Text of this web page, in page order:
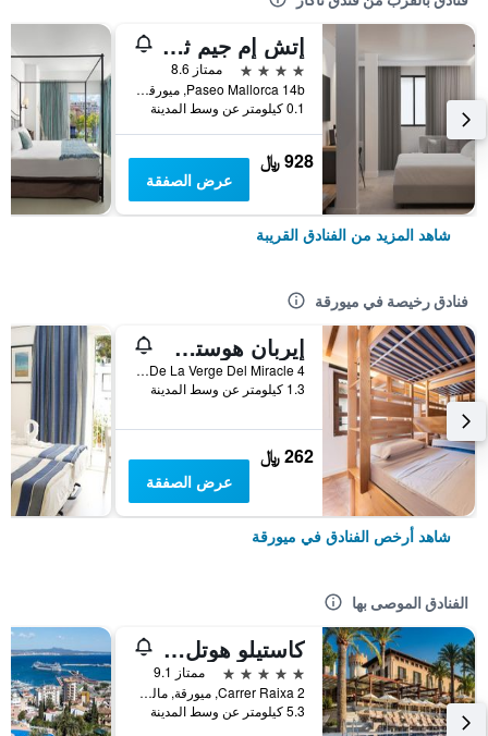
إتش إم جيم ثري هوتل
4 نجوم
ممتاز 8.6
Paseo Mallorca 14b, ميورقة, مالوركا, أسبانيا
0.1 كيلومتر عن وسط المدينة
928 ﷼
عرض الصفقة
شاهد المزيد من الفنادق القريبة
فنادق رخيصة في ميورقة
إيربان هوستل بالما ألبيرجيو جوفينيل
Placa De La Verge Del Miracle 4, ميورقة, مالوركا, أسبانيا
1.3 كيلومتر عن وسط المدينة
262 ﷼
عرض الصفقة
شاهد أرخص الفنادق في ميورقة
الفنادق الموصى بها
كاستيلو هوتل سون فيدا، إيه لاكشري كوليكشن هوتل، مالوركا
5 نجوم
ممتاز 9.1
Carrer Raixa 2, ميورقة, مالوركا, أسبانيا
5.3 كيلومتر عن وسط المدينة